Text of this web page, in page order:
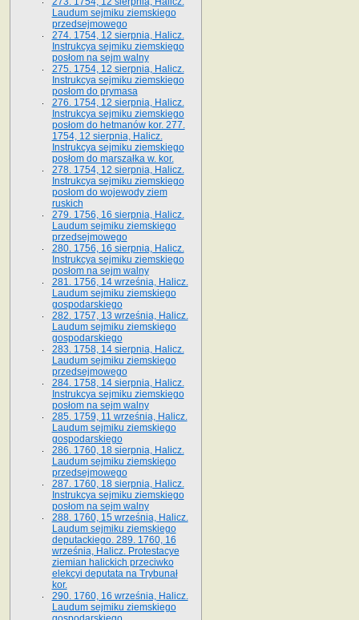
Laudum sejmiku ziemskiego
przedsejmowego
274. 1754, 12 sierpnia, Halicz.
Instrukcya sejmiku ziemskiego
posłom na sejm walny
275. 1754, 12 sierpnia, Halicz.
Instrukcya sejmiku ziemskiego
posłom do prymasa
276. 1754, 12 sierpnia, Halicz.
Instrukcya sejmiku ziemskiego
posłom do hetmanów kor. 277.
1754, 12 sierpnia, Halicz.
Instrukcya sejmiku ziemskiego
posłom do marszałka w. kor.
278. 1754, 12 sierpnia, Halicz.
Instrukcya sejmiku ziemskiego
posłom do wojewody ziem
ruskich
279. 1756, 16 sierpnia, Halicz.
Laudum sejmiku ziemskiego
przedsejmowego
280. 1756, 16 sierpnia, Halicz.
Instrukcya sejmiku ziemskiego
posłom na sejm walny
281. 1756, 14 września, Halicz.
Laudum sejmiku ziemskiego
gospodarskiego
282. 1757, 13 września, Halicz.
Laudum sejmiku ziemskiego
gospodarskiego
283. 1758, 14 sierpnia, Halicz.
Laudum sejmiku ziemskiego
przedsejmowego
284. 1758, 14 sierpnia, Halicz.
Instrukcya sejmiku ziemskiego
posłom na sejm walny
285. 1759, 11 września, Halicz.
Laudum sejmiku ziemskiego
gospodarskiego
286. 1760, 18 sierpnia, Halicz.
Laudum sejmiku ziemskiego
przedsejmowego
287. 1760, 18 sierpnia, Halicz.
Instrukcya sejmiku ziemskiego
posłom na sejm walny
288. 1760, 15 września, Halicz.
Laudum sejmiku ziemskiego
deputackiego. 289. 1760, 16
września, Halicz. Protestacye
ziemian halickich przeciwko
elekcyi deputata na Trybunał
kor.
290. 1760, 16 września, Halicz.
Laudum sejmiku ziemskiego